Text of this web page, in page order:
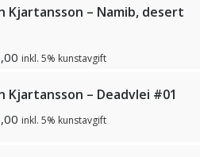
Kjartansson – Namib, desert
inkl. 5% kunstavgift
Kjartansson – Deadvlei #01
inkl. 5% kunstavgift